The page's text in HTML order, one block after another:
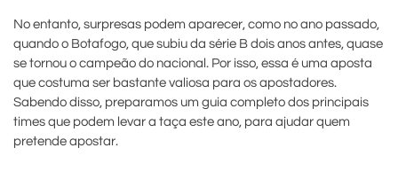
No entanto, surpresas podem aparecer, como no ano passado,
quando o Botafogo, que subiu da série B dois anos antes, quase
se tornou o campeão do nacional. Por isso, essa é uma aposta
que costuma ser bastante valiosa para os apostadores.
Sabendo disso, preparamos um guia completo dos principais
times que podem levar a taça este ano, para ajudar quem
pretende apostar.